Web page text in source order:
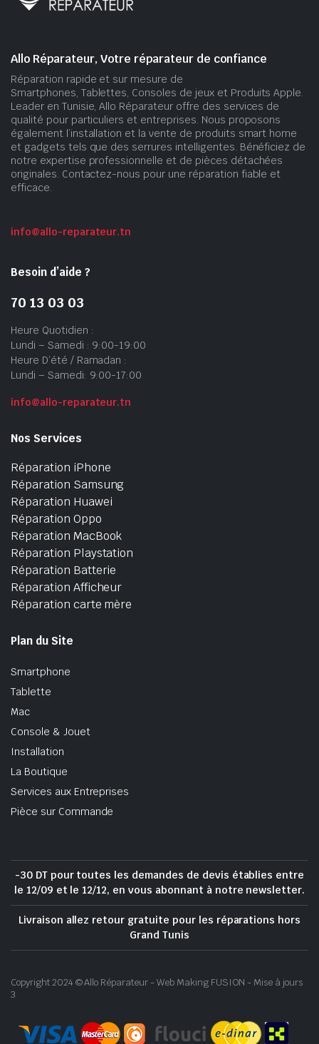
Allo Réparateur, Votre réparateur de confiance
Réparation rapide et sur mesure de
Smartphones, Tablettes, Consoles de jeux et Produits Apple.
Leader en Tunisie, Allo Réparateur offre des services de
qualité pour particuliers et entreprises. Nous proposons
également l’installation et la vente de produits smart home
et gadgets tels que des serrures intelligentes. Bénéficiez de
notre expertise professionnelle et de pièces détachées
originales. Contactez-nous pour une réparation fiable et
efficace.
info@allo-reparateur.tn
Besoin d’aide ?
70 13 03 03
Heure Quotidien :
Lundi – Samedi : 9:00-19:00
Heure D’été / Ramadan :
Lundi – Samedi: 9:00-17:00
info@allo-reparateur.tn
Nos Services
Réparation iPhone
Réparation Samsung
Réparation Huawei
Réparation Oppo
Réparation MacBook
Réparation Playstation
Réparation Batterie
Réparation Afficheur
Réparation carte mère
Plan du Site
Smartphone
Tablette
Mac
Console & Jouet
Installation
La Boutique
Services aux Entreprises
Pièce sur Commande
-30 DT pour toutes les demandes de devis établies entre
le 12/09 et le 12/12, en vous abonnant à notre newsletter.
Livraison allez retour gratuite pour les réparations hors
Grand Tunis
Copyright 2024 © Allo Réparateur - Web Making FUSION - Mise à jours
3